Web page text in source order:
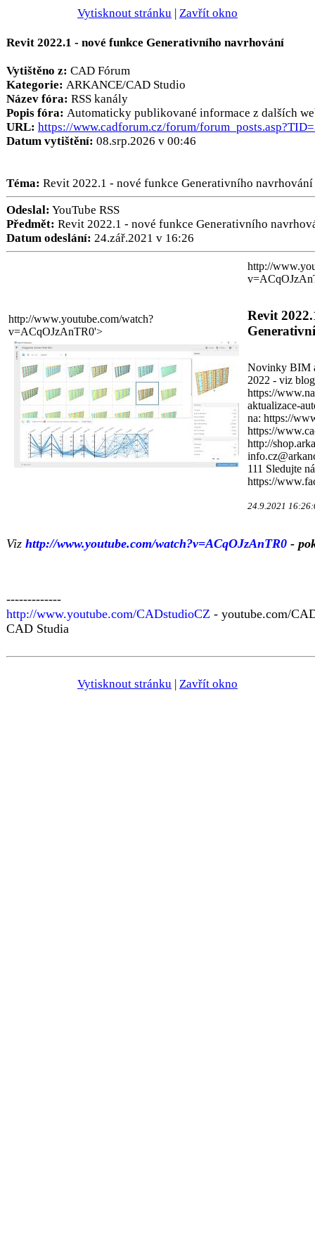
Vytisknout stránku | Zavřít okno
Revit 2022.1 - nové funkce Generativního navrhování
Vytištěno z: CAD Fórum
Kategorie: ARKANCE/CAD Studio
Název fóra: RSS kanály
Popis fóra: Automaticky publikované informace z dalších
URL: https://www.cadforum.cz/forum/
Datum vytištění: 08.srp.2026 v 00:46
Téma: Revit 2022.1 - nové funkce Generativního navrhování
Odeslal: YouTube RSS
Předmět: Revit 2022.1 - nové funkce Generativního
Datum odeslání: 24.zář.2021 v 16:26
http://www.youtube.com/watch?
v=ACqOJzAnTR0'>
http://
Revit
Novinky BIM
2022 - viz blog
https://
aktualizace-
na: https://
https://
http://
111 Sledujte
https://
24.9.2021
Viz http://www.youtube.com/watch?v=ACqOJzAnTR0 -
-------------
http://www.youtube.com/CADstudioCZ - youtube.com/
CAD Studia
Vytisknout stránku | Zavřít okno